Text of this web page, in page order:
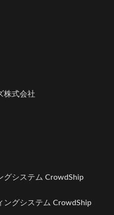
株式会社
グシステム CrowdShip
ングシステム CrowdShip